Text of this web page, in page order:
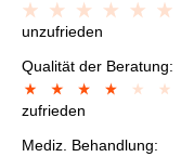
unzufrieden
Qualität der Beratung:
zufrieden
Mediz. Behandlung: